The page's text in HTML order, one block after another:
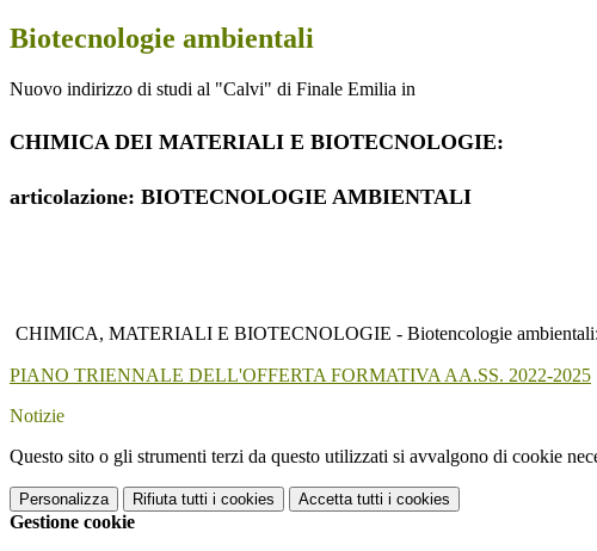
Biotecnologie ambientali
Nuovo indirizzo di studi al "Calvi" di Finale Emilia in
CHIMICA DEI MATERIALI E BIOTECNOLOGIE:
articolazione: BIOTECNOLOGIE AMBIENTALI
CHIMICA, MATERIALI E BIOTECNOLOGIE - Biotencologie ambientali:
PIANO TRIENNALE DELL'OFFERTA FORMATIVA AA.SS. 2022-2025
Notizie
Questo sito o gli strumenti terzi da questo utilizzati si avvalgono di cookie
Personalizza Rifiuta tutti i cookies Accetta tutti i cookies
Gestione cookie